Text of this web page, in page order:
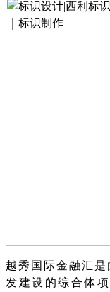
越秀国际金融汇
发建设的综合体